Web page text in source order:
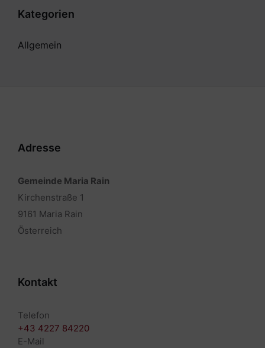
Kategorien
Allgemein
Adresse
Gemeinde Maria Rain
Kirchenstraße 1
9161 Maria Rain
Österreich
Kontakt
Telefon
+43 4227 84220
E-Mail